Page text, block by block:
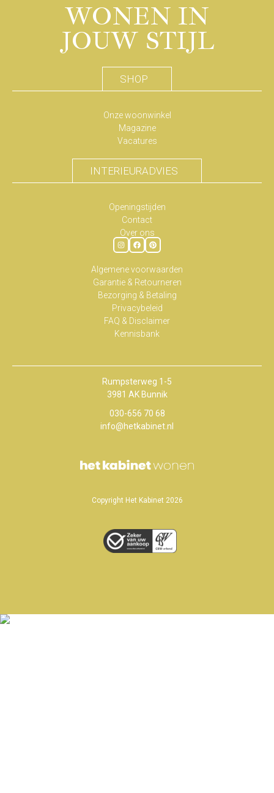
WONEN IN
JOUW STIJL
SHOP
Onze woonwinkel
Magazine
Vacatures
INTERIEURADVIES
Openingstijden
Contact
Over ons
Algemene voorwaarden
Garantie & Retourneren
Bezorging & Betaling
Privacybeleid
FAQ & Disclaimer
Kennisbank
Rumpsterweg 1-5
3981 AK Bunnik
030-656 70 68
info@hetkabinet.nl
Copyright Het Kabinet 2026